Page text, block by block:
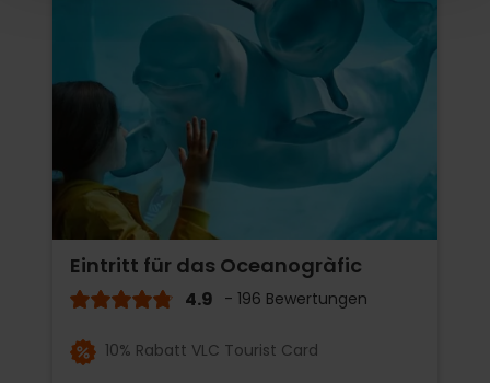
Eintritt für das Oceanogràfic
4.9 - 196 Bewertungen
10% Rabatt VLC Tourist Card